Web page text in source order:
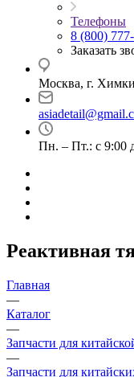
Телефоны
8 (800)
Заказать
Москва, г.
Пн. – Пт.: с 9:00
Реактивная
Главная
—
Каталог
—
Запчасти для
—
Запчасти для